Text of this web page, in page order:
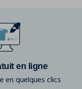
en ligne
en quelques clics